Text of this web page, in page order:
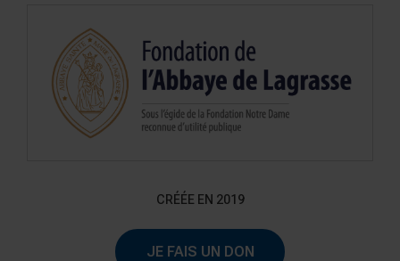
CRÉÉE EN 2019
JE FAIS UN DON